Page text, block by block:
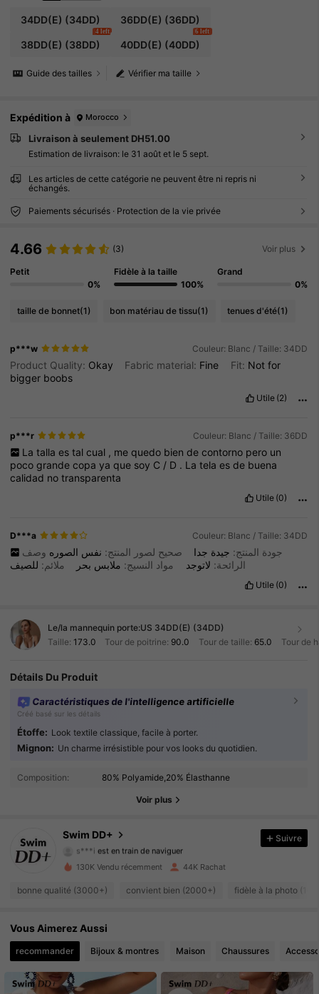
34DD(E) (34DD) 36DD(E) (36DD)
38DD(E) (38DD)
4 left
40DD(E) (40DD)
6 left
Vérifier ma taille
Guide des tailles
Expédition à Morocco
Livraison à seulement DH51.00
Estimation de livraison: le 31 août et le 5 sept.
Les articles de cette catégorie ne peuvent être ni repris ni
échangés.
Paiements sécurisés · Protection de la vie privée
4.66 (3) Voir plus
Petit
0%
Fidèle à la taille
100%
Grand
0%
taille de bonnet(1) bon matériau de tissu(1) tenues d'été(1)
p***w Couleur: Blanc / Taille: 34DD
Product Quality: Okay Fabric material: Fine Fit: Not for
bigger boobs
Utile (2)
p***r Couleur: Blanc / Taille: 36DD
La talla es tal cual , me quedo bien de contorno pero un
pocograndecopayaque soy C / D . Latelaesde buena
calidad notransparenta
Utile (0)
D***a Couleur: Blanc / Taille: 34DD
جودة المنتج: جيدة جدا صحيح لصور المنتج: نفس الصوره وصف
الرائحة: لاتوجد مواد النسيج: ملابس بحر ملائم: للصيف
Utile (0)
Le/la mannequin porte:US 34DD(E) (34DD)
Taille: 173.0 Tour de poitrine: 90.0 Tour de taille: 65.0 Tour de
Détails Du Produit
Caractéristiques de l'intelligence artificielle
Créé basé sur les détails
Étoffe: Look textile classique, facile à porter.
Mignon: Un charme irrésistible pour vos looks du quotidien.
Composition: 80% Polyamide,20% Élasthanne
Voir plus
Swim DD+
56K Suiveurs
s***i est en train de naviguer
56K Suiveurs
4.80 56K Suiveurs
4.80 56K Suiveurs
4.80 56K Suiveurs
4.80 56K Suiveurs
Suivre
130K Vendu récemment 44K Rachat
bonne qualité (3000+) convient bien (2000+) fidèle à la photo
Vous Aimerez Aussi
recommander Bijoux & montres Maison Chaussures